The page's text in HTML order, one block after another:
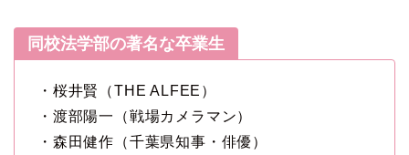
同校法学部の著名な卒業生
・桜井賢（THE ALFEE）
・渡部陽一（戦場カメラマン）
・森田健作（千葉県知事・俳優）